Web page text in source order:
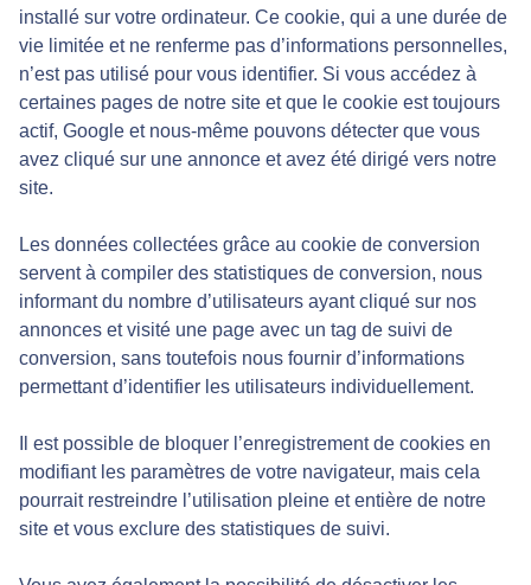
installé sur votre ordinateur. Ce cookie, qui a une durée de
vie limitée et ne renferme pas d’informations personnelles,
n’est pas utilisé pour vous identifier. Si vous accédez à
certaines pages de notre site et que le cookie est toujours
actif, Google et nous-même pouvons détecter que vous
avez cliqué sur une annonce et avez été dirigé vers notre
site.
Les données collectées grâce au cookie de conversion
servent à compiler des statistiques de conversion, nous
informant du nombre d’utilisateurs ayant cliqué sur nos
annonces et visité une page avec un tag de suivi de
conversion, sans toutefois nous fournir d’informations
permettant d’identifier les utilisateurs individuellement.
Il est possible de bloquer l’enregistrement de cookies en
modifiant les paramètres de votre navigateur, mais cela
pourrait restreindre l’utilisation pleine et entière de notre
site et vous exclure des statistiques de suivi.